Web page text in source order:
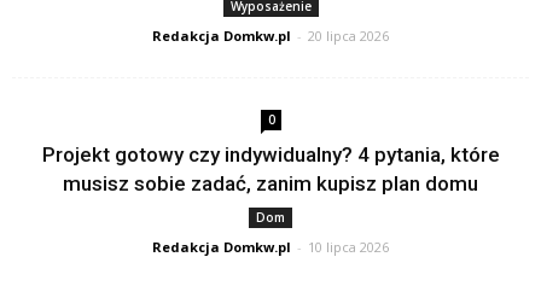
Wyposażenie
Redakcja Domkw.pl - 20 lipca 2026
0
Projekt gotowy czy indywidualny? 4 pytania, które
musisz sobie zadać, zanim kupisz plan domu
Dom
Redakcja Domkw.pl - 10 lipca 2026